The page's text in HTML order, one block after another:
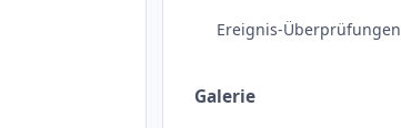
Ereignis-Überprüfungen
Galerie